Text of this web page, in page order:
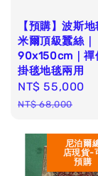
【預購】波斯
米爾頂級蠶絲｜
90x150cm｜禪
掛毯地毯兩用
Sale
price
NT$ 55,000
NT$ 68,000
尼泊爾
店現貨-
預購